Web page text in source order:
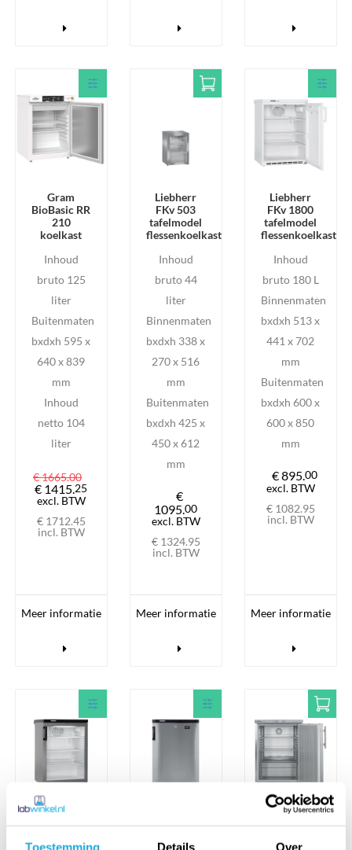
Toestemming Details Over
Gram
BioBasic RR
210
koelkast
Inhoud
bruto 125
liter
Buitenmaten
bxdxh 595 x
640 x 839
mm
Inhoud
netto 104
liter
€ 1665.00
€ 1415.25
excl. BTW
€ 1712.45
incl. BTW
Meer informatie
Liebherr
FKv 503
tafelmodel
flessenkoelkast
Inhoud
bruto 44
liter
Binnenmaten
bxdxh 338 x
270 x 516
mm
Buitenmaten
bxdxh 425 x
450 x 612
mm
€
1095.00
excl. BTW
€ 1324.95
incl. BTW
Meer informatie
Liebherr
FKv 1800
tafelmodel
flessenkoelkast
Inhoud
bruto 180 L
Binnenmaten
bxdxh 513 x
441 x 702
mm
Buitenmaten
bxdxh 600 x
600 x 850
mm
€ 895.00
excl. BTW
€ 1082.95
incl. BTW
Meer informatie
FKvesf
1803
FKvesf
1805
Liebherr
FKUv 1660
Premium